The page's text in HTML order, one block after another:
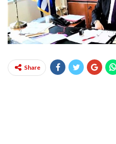
Share